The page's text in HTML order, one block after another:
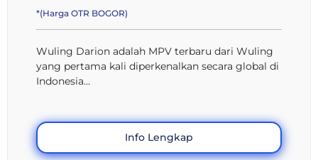
*(Harga OTR BOGOR)
Wuling Darion adalah MPV terbaru dari Wuling
yang pertama kali diperkenalkan secara global di
Indonesia...
Info Lengkap